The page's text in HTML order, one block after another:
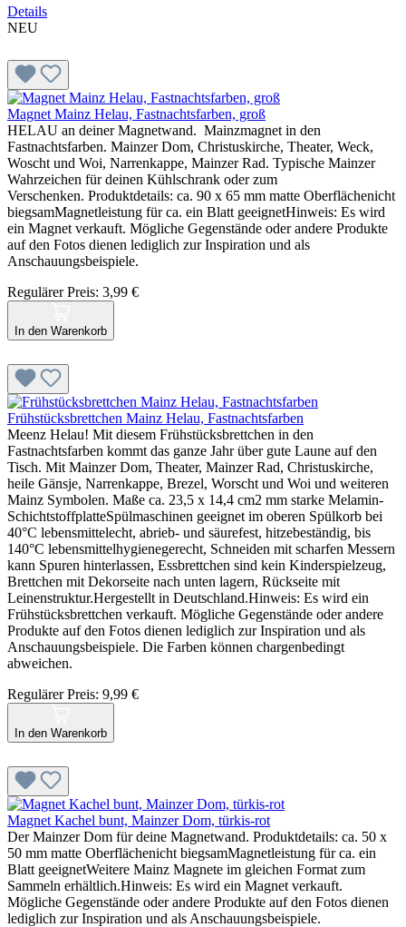
Details
NEU
Magnet Mainz Helau, Fastnachtsfarben, groß
HELAU an deiner Magnetwand. Mainzmagnet in den
Fastnachtsfarben. Mainzer Dom, Christuskirche, Theater, Weck,
Woscht und Woi, Narrenkappe, Mainzer Rad. Typische Mainzer
Wahrzeichen für deinen Kühlschrank oder zum
Verschenken. Produktdetails: ca. 90 x 65 mm matte Oberflächenicht
biegsamMagnetleistung für ca. ein Blatt geeignetHinweis: Es wird
ein Magnet verkauft. Mögliche Gegenstände oder andere Produkte
auf den Fotos dienen lediglich zur Inspiration und als
Anschauungsbeispiele.
Regulärer Preis: 3,99 €
In den Warenkorb
Frühstücksbrettchen Mainz Helau, Fastnachtsfarben
Meenz Helau! Mit diesem Frühstücksbrettchen in den
Fastnachtsfarben kommt das ganze Jahr über gute Laune auf den
Tisch. Mit Mainzer Dom, Theater, Mainzer Rad, Christuskirche,
heile Gänsje, Narrenkappe, Brezel, Worscht und Woi und weiteren
Mainz Symbolen. Maße ca. 23,5 x 14,4 cm2 mm starke Melamin-
SchichtstoffplatteSpülmaschinen geeignet im oberen Spülkorb bei
40°C lebensmittelecht, abrieb- und säurefest, hitzebeständig, bis
140°C lebensmittelhygienegerecht, Schneiden mit scharfen Messern
kann Spuren hinterlassen, Essbrettchen sind kein Kinderspielzeug,
Brettchen mit Dekorseite nach unten lagern, Rückseite mit
Leinenstruktur.Hergestellt in Deutschland.Hinweis: Es wird ein
Frühstücksbrettchen verkauft. Mögliche Gegenstände oder andere
Produkte auf den Fotos dienen lediglich zur Inspiration und als
Anschauungsbeispiele. Die Farben können chargenbedingt
abweichen.
Regulärer Preis: 9,99 €
In den Warenkorb
Magnet Kachel bunt, Mainzer Dom, türkis-rot
Der Mainzer Dom für deine Magnetwand. Produktdetails: ca. 50 x
50 mm matte Oberflächenicht biegsamMagnetleistung für ca. ein
Blatt geeignetWeitere Mainz Magnete im gleichen Format zum
Sammeln erhältlich.Hinweis: Es wird ein Magnet verkauft.
Mögliche Gegenstände oder andere Produkte auf den Fotos dienen
lediglich zur Inspiration und als Anschauungsbeispiele.